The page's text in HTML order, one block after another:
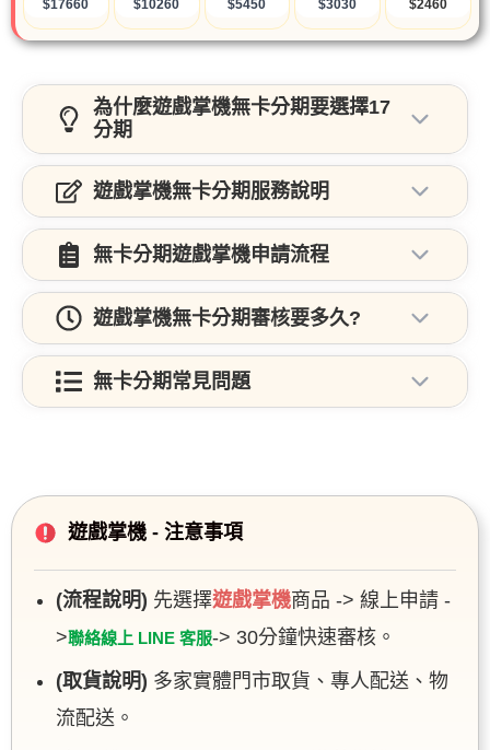
$17660 $10260 $5450 $3030 $2460
為什麼遊戲掌機無卡分期要選擇17
分期
遊戲掌機無卡分期服務說明
無卡分期遊戲掌機申請流程
遊戲掌機無卡分期審核要多久?
無卡分期常見問題
遊戲掌機 - 注意事項
(流程說明) 先選擇遊戲掌機商品 -> 線上申請 -
>聯絡線上 LINE 客服-> 30分鐘快速審核。
(取貨說明) 多家實體門市取貨、專人配送、物
流配送。